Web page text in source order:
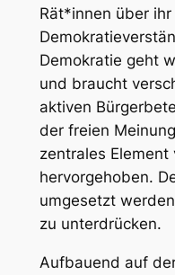
Rät*innen über ihr
Demokratie geht
und braucht
aktiven
der freien
zentrales Element
hervorgehoben.
umgesetzt
zu unterdrücken.
Aufbauend auf